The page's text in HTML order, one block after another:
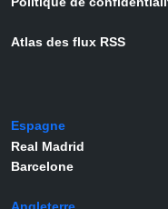
Atlas des flux RSS
Espagne
Real Madrid
Barcelone